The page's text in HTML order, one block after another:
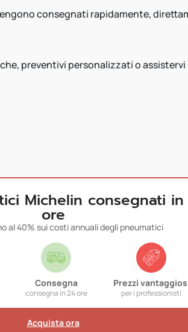
consegnati rapidamente,
preventivi personalizzati o
Michelin consegnati
ore
al 40% sui costi annuali degli pneumatici
Consegna
consegna in 24 ore
Prezzi
per i professionisti
Acquista ora